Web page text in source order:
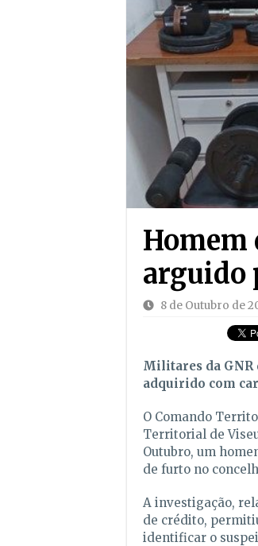
Homem
arguido
8 de Outubro de
Militares da GNR
adquirido com
O Comando
Territorial de
Outubro, um
de furto no
A investigação,
de crédito,
identificar o